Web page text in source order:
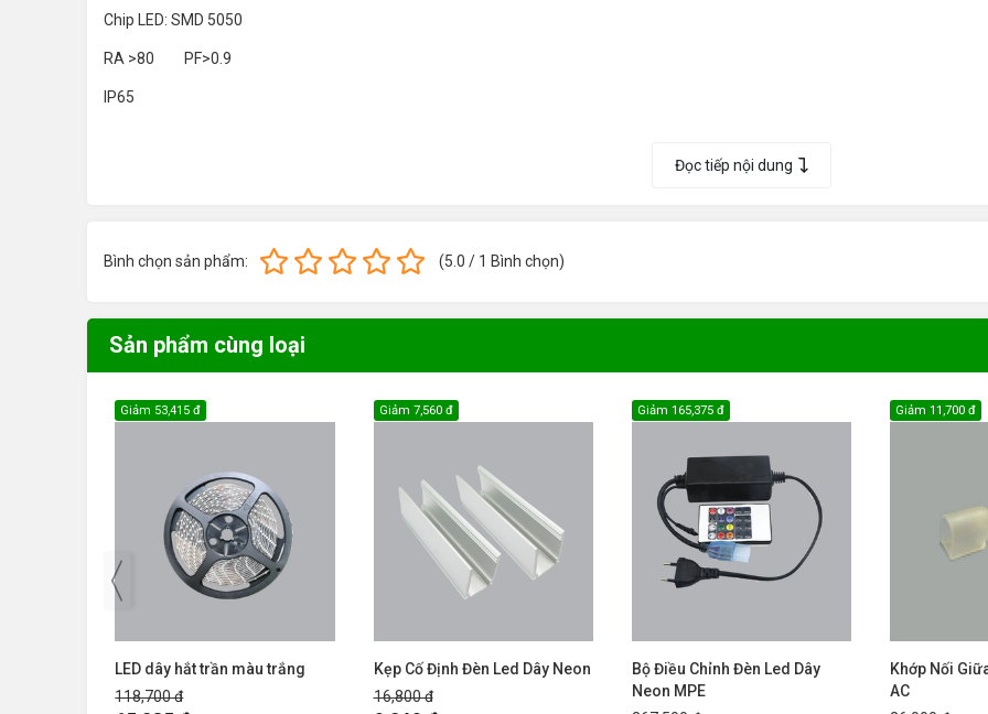
Chip LED: SMD 5050
RA >80 PF>0.9
IP65
Đọc tiếp nội dung
Bình chọn sản phẩm: (5.0 / 1 Bình chọn)
Sản phẩm cùng loại
LED dây hắt trần màu trắng
118,700 đ
Giảm 53,415 đ
Kẹp Cố Định Đèn Led Dây Neon
16,800 đ
Giảm 7,560 đ
Bộ Điều Chỉnh Đèn Led Dây
Neon MPE
Giảm 165,375 đ
Khớp Nối
AC
Giảm 11,700 đ